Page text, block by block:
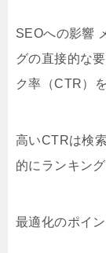
SEOへの影響
グの直接的な
ク率（CTR）
高いCTRは検
的にランキン
最適化のポイン